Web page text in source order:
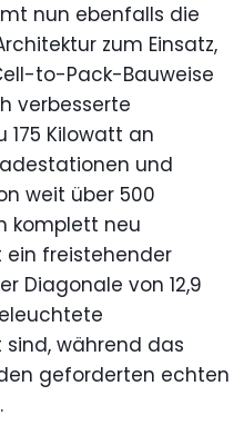
nun ebenfalls die
zum Einsatz,
to-Pack-Bauweise
verbesserte
175 Kilowatt an
und
weit über 500
komplett neu
freistehender
Diagonale von 12,9
während das
geforderten echten